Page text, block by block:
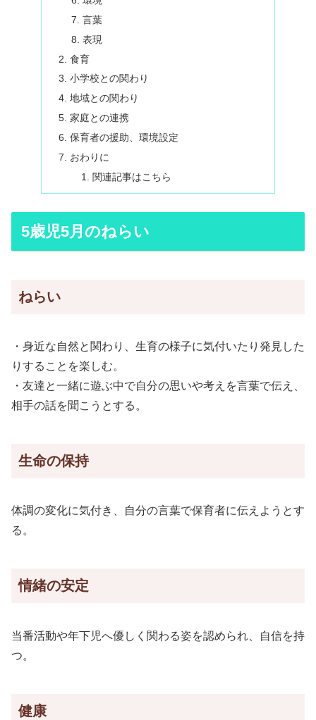
言葉
表現
食育
小学校との関わり
地域との関わり
家庭との連携
保育者の援助、環境設定
おわりに
関連記事はこちら
5歳児5月のねらい
ねらい
・身近な自然と関わり、生育の様子に気付いたり発見した
りすることを楽しむ。
・友達と一緒に遊ぶ中で自分の思いや考えを言葉で伝え、
相手の話を聞こうとする。
生命の保持
体調の変化に気付き、自分の言葉で保育者に伝えようとす
る。
情緒の安定
当番活動や年下児へ優しく関わる姿を認められ、自信を持
つ。
健康